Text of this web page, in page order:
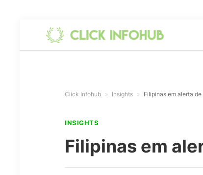
Click Infohub » Insights » Filipinas em alerta
INSIGHTS
Filipinas em